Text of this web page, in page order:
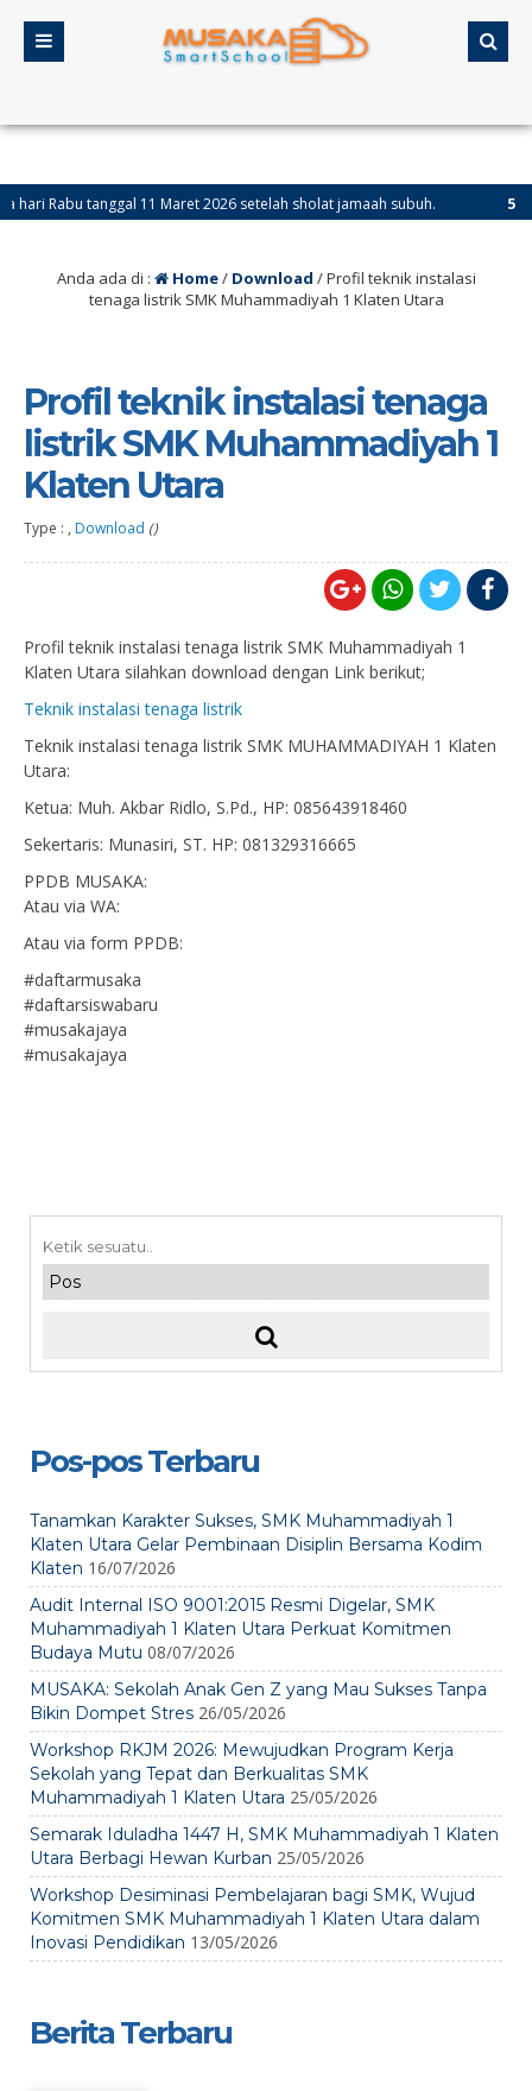
tanggal 11 Maret 2026 setelah sholat jamaah subuh. 5 bulan
Anda ada di : Home/ Download /Profil teknik instalasi
tenaga listrik SMK Muhammadiyah 1 Klaten Utara
Profil teknik instalasi tenaga
listrik SMK Muhammadiyah 1
Klaten Utara
Type : , Download ()
Profil teknik instalasi tenaga listrik SMK Muhammadiyah 1
Klaten Utara silahkan download dengan Link berikut;
Teknik instalasi tenaga listrik
Teknik instalasi tenaga listrik SMK MUHAMMADIYAH 1 Klaten
Utara:
Ketua: Muh. Akbar Ridlo, S.Pd., HP: 085643918460
Sekertaris: Munasiri, ST. HP: 081329316665
PPDB MUSAKA:
Atau via WA:
Atau via form PPDB:
#daftarmusaka
#daftarsiswabaru
#musakajaya
#musakajaya
Pos-pos Terbaru
Tanamkan Karakter Sukses, SMK Muhammadiyah 1
Klaten Utara Gelar Pembinaan Disiplin Bersama Kodim
Klaten 16/07/2026
Audit Internal ISO 9001:2015 Resmi Digelar, SMK
Muhammadiyah 1 Klaten Utara Perkuat Komitmen
Budaya Mutu 08/07/2026
MUSAKA: Sekolah Anak Gen Z yang Mau Sukses Tanpa
Bikin Dompet Stres 26/05/2026
Workshop RKJM 2026: Mewujudkan Program Kerja
Sekolah yang Tepat dan Berkualitas SMK
Muhammadiyah 1 Klaten Utara 25/05/2026
Semarak Iduladha 1447 H, SMK Muhammadiyah 1 Klaten
Utara Berbagi Hewan Kurban 25/05/2026
Workshop Desiminasi Pembelajaran bagi SMK, Wujud
Komitmen SMK Muhammadiyah 1 Klaten Utara dalam
Inovasi Pendidikan 13/05/2026
Berita Terbaru